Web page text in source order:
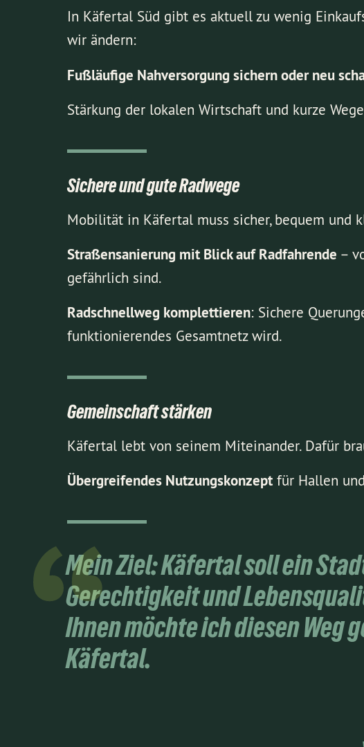
In Käfertal Süd gibt es aktuell zu wenig
wir ändern:
Fußläufige Nahversorgung sichern oder neu
Stärkung der lokalen Wirtschaft und kurze
Sichere und gute Radwege
Mobilität in Käfertal muss sicher, bequem und
Straßensanierung mit Blick auf Radfahrende –
gefährlich sind.
Radschnellweg komplettieren: Sichere
funktionierendes Gesamtnetz wird.
Gemeinschaft stärken
Käfertal lebt von seinem Miteinander. Dafür
Übergreifendes Nutzungskonzeptfür Hallen
Mein Ziel:Käfertal soll ein
Gerechtigkeit und
Ihnen möchte ich diesen Weg
Käfertal.